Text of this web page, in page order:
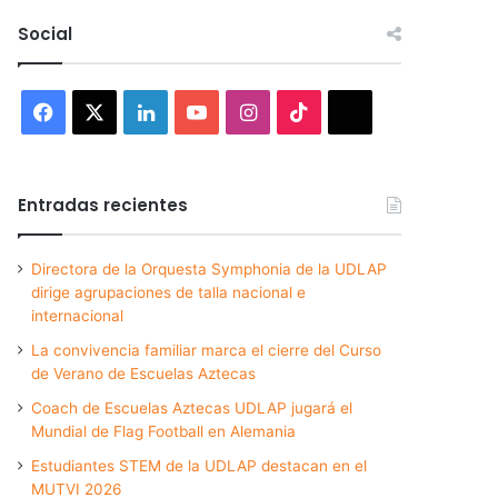
Social
Facebook LinkedInYouTubeInstagram
Entradas recientes
Directora de la Orquesta Symphonia de la UDLAP
dirige agrupaciones de talla nacional e
internacional
La convivencia familiar marca el cierre del Curso
de Verano de Escuelas Aztecas
Coach de Escuelas Aztecas UDLAP jugará el
Mundial de Flag Football en Alemania
Estudiantes STEM de la UDLAP destacan en el
MUTVI 2026